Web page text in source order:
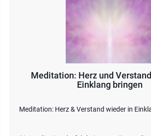
Meditation: Herz und
Einklang bringen
Meditation: Herz & Verstand wieder in